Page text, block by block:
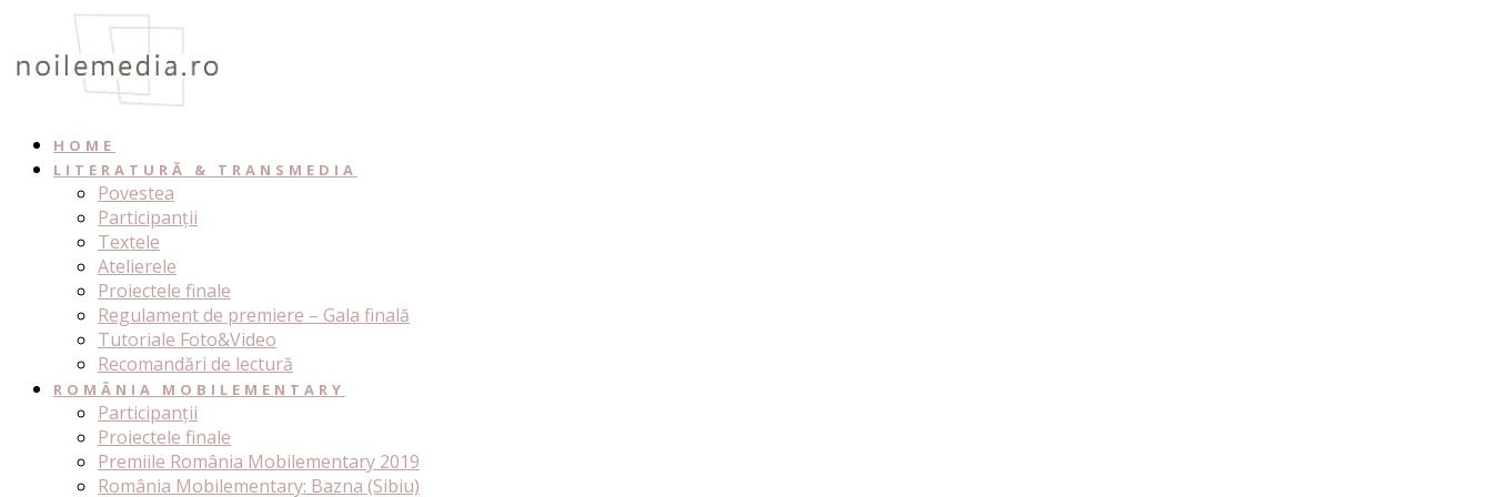
content
HOME
LITERATURĂ & TRANSMEDIA
Povestea
Participanții
Textele
Atelierele
Proiectele finale
Regulament de premiere – Gala finală
Tutoriale Foto&Video
Recomandări de lectură
ROMÂNIA MOBILEMENTARY
Participanții
Proiectele finale
Premiile România Mobilementary 2019
România Mobilementary: Bazna (Sibiu)